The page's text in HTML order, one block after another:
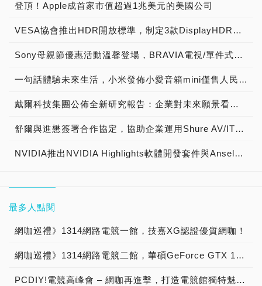
登頂！Apple成首家市值超過1兆美元的美國公司
VESA協會推出HDR開放標準，制定3款DisplayHDR認證等級400、600、1000，搭配自我測試工具，推動產業進入下世代HDR新境界，現場直擊快報
Sony母親節優惠活動溫馨登場，BRAVIA電視/單件式環繞音響系列，期間限定買就送豐富好禮
一句話體驗未來生活，小米發佈小愛音箱mini僅售人民幣169元
戴爾科技集團公佈全新研究報告：企業對未來願景看法分歧，亞太與日本地區全球企業主管預測人機合作新時代與他們如何預先做好準備
舒爾與進懋簽署合作協定，協助企業運用Shure AV/IT音訊整合方案打造跨國會議系統
NVIDIA推出NVIDIA Highlights軟體開發套件與Ansel線上展示藝廊，並於GeForce Experience新增GIF檔存取功能
最多人點閱
網咖巡禮》1314網路電競一館，技嘉XG認證優質網咖！
網咖巡禮》1314網路電競二館，華碩GeForce GTX 1080超狂台中市電競網咖！
PCDIY!電競高峰會 – 網咖再進擊，打造電競館獨特魅力 →2016/08/18活動展開預告！【已結束】